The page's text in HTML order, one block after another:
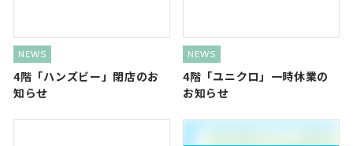
NEWS
4階「ハンズビー」閉店のお
知らせ
NEWS
4階「ユニクロ」一時休業の
お知らせ